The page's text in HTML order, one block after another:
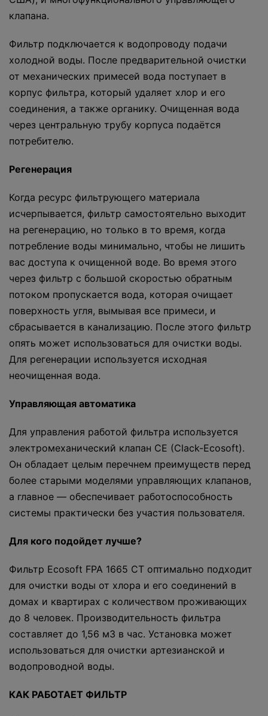
клапана.
Фильтр подключается к водопроводу подачи
холодной воды. После предварительной очистки
от механических примесей вода поступает в
корпус фильтра, который удаляет хлор и его
соединения, а также органику. Очищенная вода
через центральную трубу корпуса подаётся
потребителю.
Регенерация
Когда ресурс фильтрующего материала
исчерпывается, фильтр самостоятельно выходит
на регенерацию, но только в то время, когда
потребление воды минимально, чтобы не лишить
вас доступа к очищенной воде. Во время этого
через фильтр с большой скоростью обратным
потоком пропускается вода, которая очищает
поверхность угля, вымывая все примеси, и
сбрасывается в канализацию. После этого фильтр
опять может использоваться для очистки воды.
Для регенерации используется исходная
неочищенная вода.
Управляющая автоматика
Для управления работой фильтра используется
электромеханический клапан CE (Clack-Ecosoft).
Он обладает целым перечнем преимуществ перед
более старыми моделями управляющих клапанов,
а главное — обеспечивает работоспособность
системы практически без участия пользователя.
Для кого подойдет лучше?
Фильтр Ecosoft FPA 1665 CT оптимально подходит
для очистки воды от хлора и его соединений в
домах и квартирах с количеством проживающих
до 8 человек. Производительность фильтра
составляет до 1,56 м3 в час. Установка может
использоваться для очистки артезианской и
водопроводной воды.
КАК РАБОТАЕТ ФИЛЬТР